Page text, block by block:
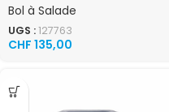
Bol à Salade
UGS :127763
CHF 135,00